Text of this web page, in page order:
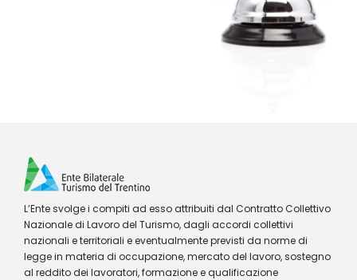
L’Ente svolge i compiti ad esso attribuiti dal Contratto Collettivo
Nazionale di Lavoro del Turismo, dagli accordi collettivi
nazionali e territoriali e eventualmente previsti da norme di
legge in materia di occupazione, mercato del lavoro, sostegno
al reddito dei lavoratori, formazione e qualificazione